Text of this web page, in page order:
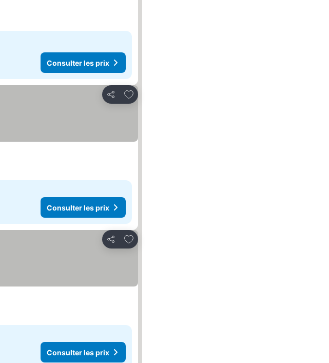
Consulter les prix
Partager
Ajouter à mes favoris
Consulter les prix
Partager
Ajouter à mes favoris
Consulter les prix